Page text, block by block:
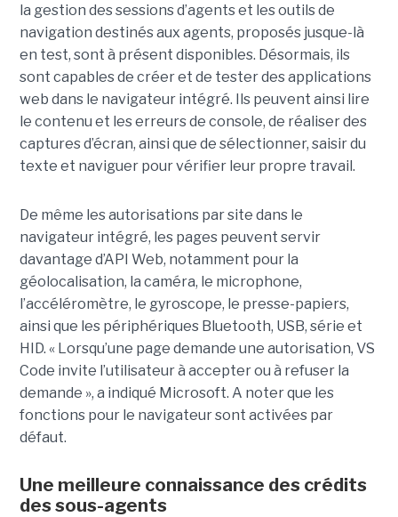
la gestion des sessions d’agents et les outils de
navigation destinés aux agents, proposés jusque-là
en test, sont à présent disponibles. Désormais, ils
sont capables de créer et de tester des applications
web dans le navigateur intégré. Ils peuvent ainsi lire
le contenu et les erreurs de console, de réaliser des
captures d’écran, ainsi que de sélectionner, saisir du
texte et naviguer pour vérifier leur propre travail.
De même les autorisations par site dans le
navigateur intégré, les pages peuvent servir
davantage d’API Web, notamment pour la
géolocalisation, la caméra, le microphone,
l’accéléromètre, le gyroscope, le presse-papiers,
ainsi que les périphériques Bluetooth, USB, série et
HID. « Lorsqu’une page demande une autorisation, VS
Code invite l’utilisateur à accepter ou à refuser la
demande », a indiqué Microsoft. A noter que les
fonctions pour le navigateur sont activées par
défaut.
Une meilleure connaissance des crédits
des sous-agents